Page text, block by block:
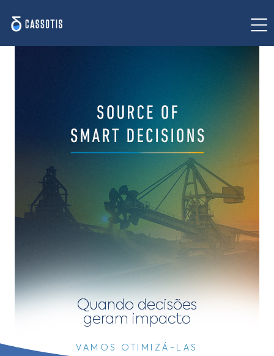
Home
Casos de sucesso
Solução para siderurgia
Insights
Sobre nós
Fale conosco
Quando decisões
geram impacto
VAMOS OTIMIZÁ-LAS